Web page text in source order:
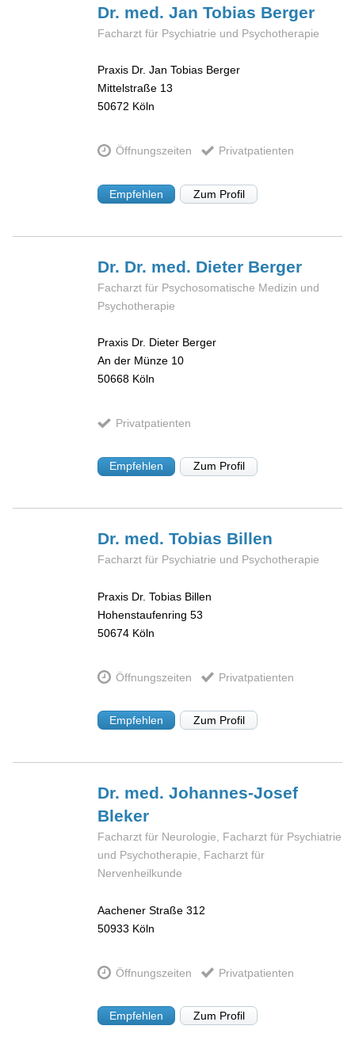
Dr. med. Jan Tobias Berger
Facharzt für Psychiatrie und Psychotherapie
Praxis Dr. Jan Tobias Berger
Mittelstraße 13
50672 Köln
Öffnungszeiten Privatpatienten
Empfehlen Zum Profil
Dr. Dr. med. Dieter Berger
Facharzt für Psychosomatische Medizin und
Psychotherapie
Praxis Dr. Dieter Berger
An der Münze 10
50668 Köln
Privatpatienten
Empfehlen Zum Profil
Dr. med. Tobias Billen
Facharzt für Psychiatrie und Psychotherapie
Praxis Dr. Tobias Billen
Hohenstaufenring 53
50674 Köln
Öffnungszeiten Privatpatienten
Empfehlen Zum Profil
Dr. med. Johannes-Josef
Bleker
Facharzt für Neurologie, Facharzt für Psychiatrie
und Psychotherapie, Facharzt für
Nervenheilkunde
Aachener Straße 312
50933 Köln
Öffnungszeiten Privatpatienten
Empfehlen Zum Profil